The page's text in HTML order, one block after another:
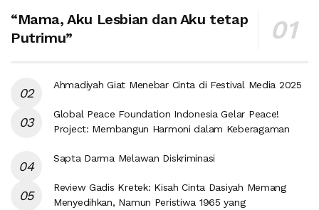
“Mama, Aku Lesbian dan Aku tetap
Putrimu”
Ahmadiyah Giat Menebar Cinta di Festival Media 2025
Global Peace Foundation Indonesia Gelar Peace!
Project: Membangun Harmoni dalam Keberagaman
Sapta Darma Melawan Diskriminasi
Review Gadis Kretek: Kisah Cinta Dasiyah Memang
Menyedihkan, Namun Peristiwa 1965 yang